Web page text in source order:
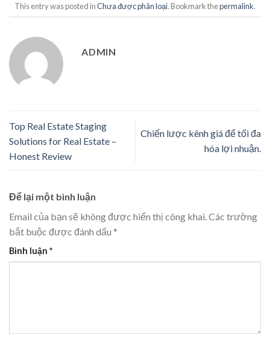
This entry was posted inChưa được phân loại. Bookmark thepermalink.
ADMIN
Top Real Estate Staging
Solutions for Real Estate –
Honest Review
Chiến lược kênh giá để tối đa
hóa lợi nhuận.
Để lại một bình luận
Email của bạn sẽ không được hiển thị công khai. Các trường
bắt buộc được đánh dấu *
Bình luận *